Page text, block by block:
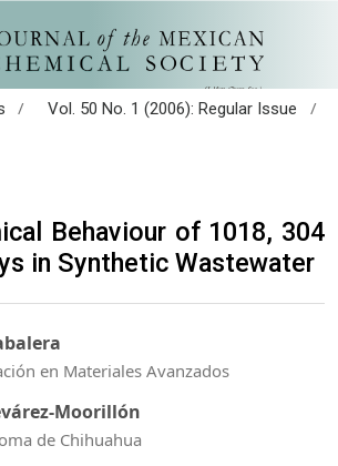
/ Vol. 50 No. 1 (2006): Regular Issue
/
Behaviour of 1018, 304
in Synthetic Wastewater
en Materiales Avanzados
Moorillón
de Chihuahua